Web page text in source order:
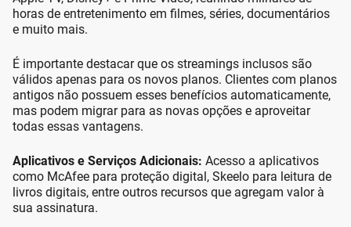
horas de entretenimento em filmes, séries, documentários
e muito mais.
É importante destacar que os streamings inclusos são
válidos apenas para os novos planos. Clientes com planos
antigos não possuem esses benefícios automaticamente,
mas podem migrar para as novas opções e aproveitar
todas essas vantagens.
Aplicativos e Serviços Adicionais: Acesso a aplicativos
como McAfee para proteção digital, Skeelo para leitura de
livros digitais, entre outros recursos que agregam valor à
sua assinatura.